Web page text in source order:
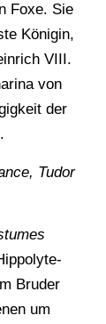
Foxe. Sie
Königin,
VIII.
von
der
Tudor
Bruder
um